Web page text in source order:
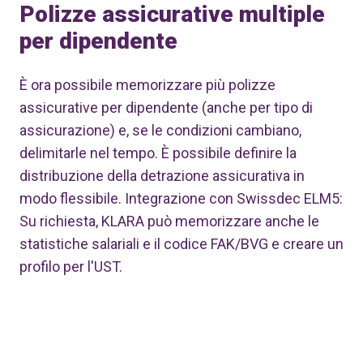
Polizze assicurative multiple
per dipendente
È ora possibile memorizzare più polizze
assicurative per dipendente (anche per tipo di
assicurazione) e, se le condizioni cambiano,
delimitarle nel tempo. È possibile definire la
distribuzione della detrazione assicurativa in
modo flessibile. Integrazione con Swissdec ELM5:
Su richiesta, KLARA può memorizzare anche le
statistiche salariali e il codice FAK/BVG e creare un
profilo per l'UST.